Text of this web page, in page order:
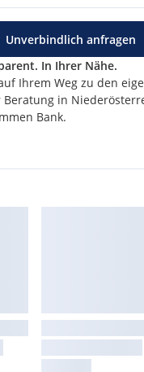
In Ihrer Nähe.
Ihrem Weg zu den
in
Bank.
Unverbindlich anfragen